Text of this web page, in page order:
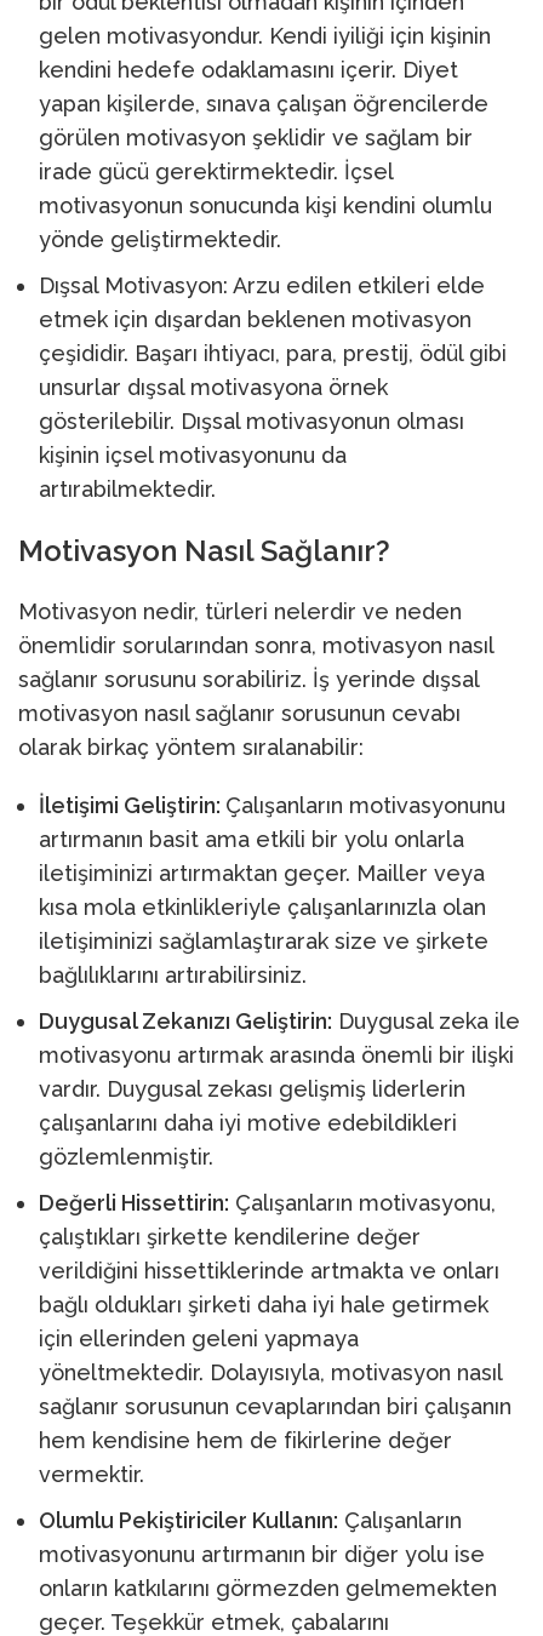
gelen motivasyondur. Kendi iyiliği için kişinin
kendini hedefe odaklamasını içerir. Diyet
yapan kişilerde, sınava çalışan öğrencilerde
görülen motivasyon şeklidir ve sağlam bir
irade gücü gerektirmektedir. İçsel
motivasyonun sonucunda kişi kendini olumlu
yönde geliştirmektedir.
Dışsal Motivasyon: Arzu edilen etkileri elde
etmek için dışardan beklenen motivasyon
çeşididir. Başarı ihtiyacı, para, prestij, ödül gibi
unsurlar dışsal motivasyona örnek
gösterilebilir. Dışsal motivasyonun olması
kişinin içsel motivasyonunu da
artırabilmektedir.
Motivasyon Nasıl Sağlanır?
Motivasyon nedir, türleri nelerdir ve neden
önemlidir sorularından sonra, motivasyon nasıl
sağlanır sorusunu sorabiliriz. İş yerinde dışsal
motivasyon nasıl sağlanır sorusunun cevabı
olarak birkaç yöntem sıralanabilir:
İletişimi Geliştirin: Çalışanların motivasyonunu
artırmanın basit ama etkili bir yolu onlarla
iletişiminizi artırmaktan geçer. Mailler veya
kısa mola etkinlikleriyle çalışanlarınızla olan
iletişiminizi sağlamlaştırarak size ve şirkete
bağlılıklarını artırabilirsiniz.
Duygusal Zekanızı Geliştirin: Duygusal zeka ile
motivasyonu artırmak arasında önemli bir ilişki
vardır. Duygusal zekası gelişmiş liderlerin
çalışanlarını daha iyi motive edebildikleri
gözlemlenmiştir.
Değerli Hissettirin: Çalışanların motivasyonu,
çalıştıkları şirkette kendilerine değer
verildiğini hissettiklerinde artmakta ve onları
bağlı oldukları şirketi daha iyi hale getirmek
için ellerinden geleni yapmaya
yöneltmektedir. Dolayısıyla, motivasyon nasıl
sağlanır sorusunun cevaplarından biri çalışanın
hem kendisine hem de fikirlerine değer
vermektir.
Olumlu Pekiştiriciler Kullanın: Çalışanların
motivasyonunu artırmanın bir diğer yolu ise
onların katkılarını görmezden gelmemekten
geçer. Teşekkür etmek, çabalarını